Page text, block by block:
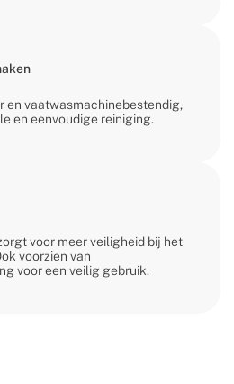
en vaatwasmachinebestendig,
en eenvoudige reiniging.
voor meer veiligheid bij het
voorzien van
voor een veilig gebruik.